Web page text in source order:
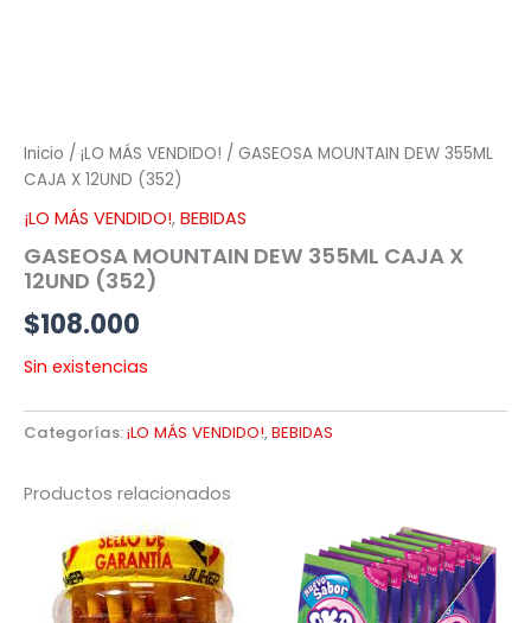
Inicio / ¡LO MÁS VENDIDO! / GASEOSA MOUNTAIN DEW 355ML
CAJA X 12UND (352)
¡LO MÁS VENDIDO!, BEBIDAS
GASEOSA MOUNTAIN DEW 355ML CAJA X
12UND (352)
$108.000
Sin existencias
Categorías:¡LO MÁS VENDIDO!,BEBIDAS
Productos relacionados